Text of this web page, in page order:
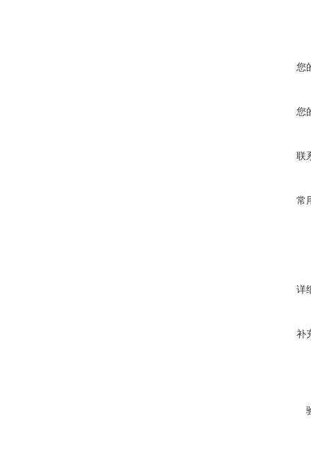
您
您
联
常
详
补